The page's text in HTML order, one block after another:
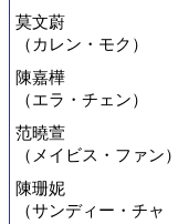
莫文蔚
（カレン・モク）
陳嘉樺
（エラ・チェン）
范曉萱
（メイビス・ファン）
陳珊妮
（サンディー・チャ